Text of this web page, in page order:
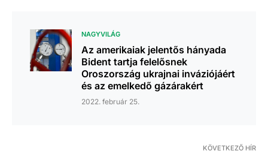
NAGYVILÁG
Az amerikaiak jelentős hányada
Bident tartja felelősnek
Oroszország ukrajnai inváziójáért
és az emelkedő gázárakért
2022. február 25.
KÖVETKEZŐ HÍR